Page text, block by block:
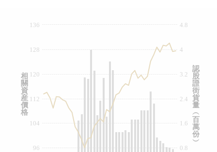
0.8
1.6
2.4
3.2
4
4.8
96
104
112
120
128
136
認
股
證
街
貨
量
︵
百
萬
份
︶
相
關
資
産
價
格
牛熊證文件及公告 (瑞信)
收市競價變化